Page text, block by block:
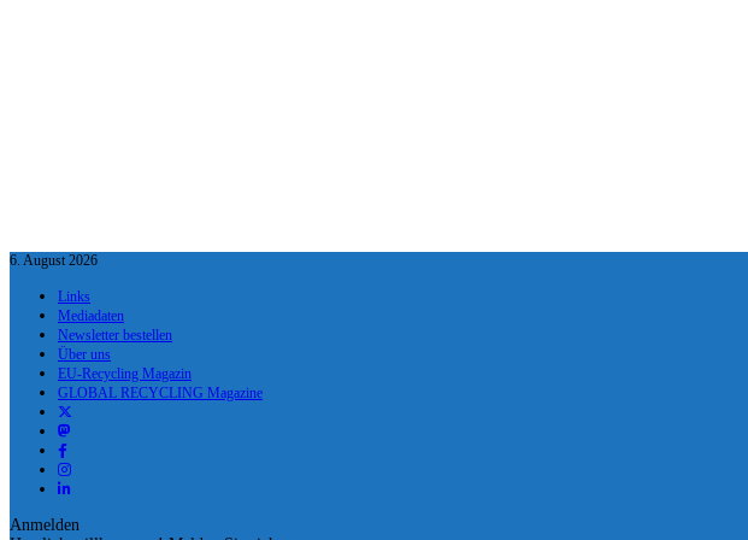
6. August 2026
Links
Mediadaten
Newsletter bestellen
Über uns
EU-Recycling Magazin
GLOBAL RECYCLING Magazine
Anmelden